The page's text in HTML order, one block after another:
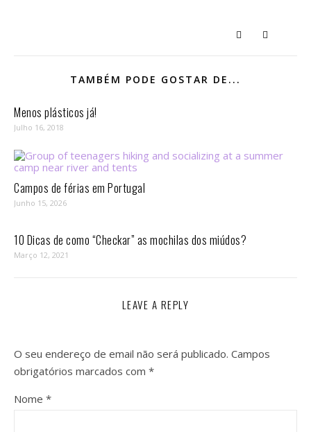
TAMBÉM PODE GOSTAR DE...
Menos plásticos já!
Julho 16, 2018
Campos de férias em Portugal
Junho 15, 2026
10 Dicas de como “Checkar” as mochilas dos miúdos?
Março 12, 2021
LEAVE A REPLY
O seu endereço de email não será publicado. Campos
obrigatórios marcados com *
Nome *